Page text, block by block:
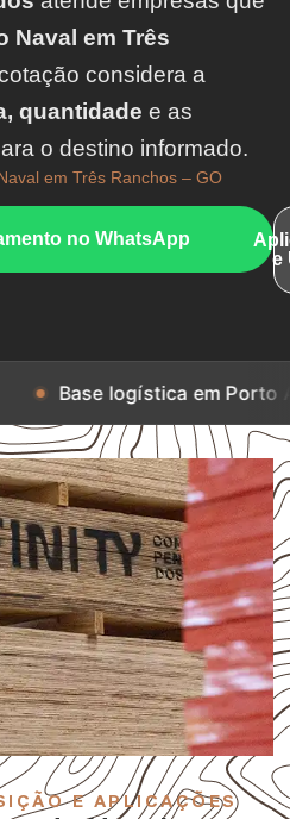
Naval em Três
considera a
quantidade e as
o destino informado.
em Três Ranchos – GO
no WhatsApp
e
em Porto Alegre, RS
E APLICAÇÕES